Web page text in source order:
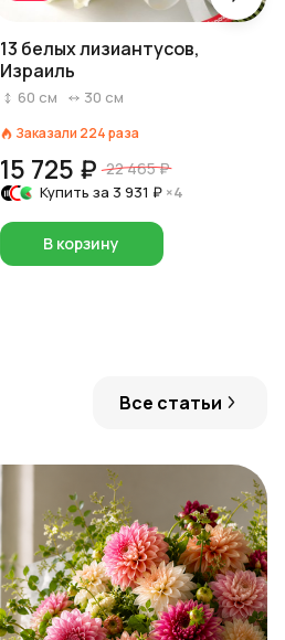
13 белых лизиантусов,
Израиль
60 см 30 см
Заказали 224раза
15 725 ₽ 22 465 ₽
Купить за 3 931 ₽ ×4
В корзину
Все статьи